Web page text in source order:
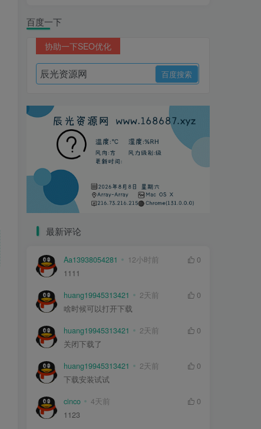
百度一下
协助一下SEO优化
最新评论
Aa13938054281 12小时前
0
1111
huang19945313421 2天前
0
啥时候可以打开下载
huang19945313421 2天前
0
关闭下载了
huang19945313421 2天前
0
下载安装试试
cinco 4天前
0
1123